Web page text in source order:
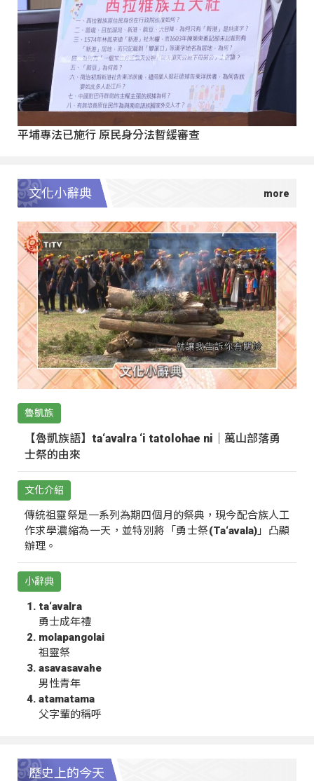
平埔專法已施行 原民身分法暫緩審查
文化小辭典
魯凱族
【魯凱族語】ta‘avalra ‘i tatolohae ni｜萬山部落勇
士祭的由來
文化介紹
傳統祖靈祭是一系列為期四個月的祭典，現今配合族人工
作求學濃縮為一天，並特別將「勇士祭(Ta‘avala)」凸顯
辦理。
小辭典
ta‘avalra
勇士成年禮
molapangolai
祖靈祭
asavasavahe
男性青年
atamatama
父字輩的稱呼
歷史上的今天